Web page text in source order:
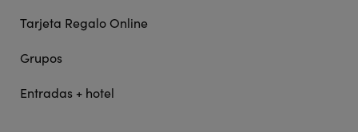
Tarjeta Regalo Online
Grupos
Entradas + hotel